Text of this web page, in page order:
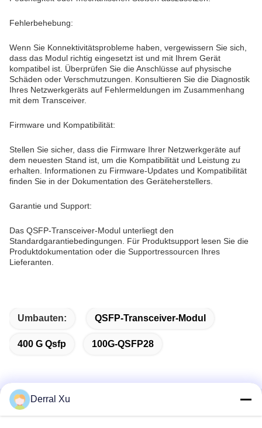
Fehlerbehebung:
Wenn Sie Konnektivitätsprobleme haben, vergewissern Sie sich,
dass das Modul richtig eingesetzt ist und mit Ihrem Gerät
kompatibel ist. Überprüfen Sie die Anschlüsse auf physische
Schäden oder Verschmutzungen. Konsultieren Sie die Diagnostik
Ihres Netzwerkgeräts auf Fehlermeldungen im Zusammenhang
mit dem Transceiver.
Firmware und Kompatibilität:
Stellen Sie sicher, dass die Firmware Ihrer Netzwerkgeräte auf
dem neuesten Stand ist, um die Kompatibilität und Leistung zu
erhalten. Informationen zu Firmware-Updates und Kompatibilität
finden Sie in der Dokumentation des Geräteherstellers.
Garantie und Support:
Das QSFP-Transceiver-Modul unterliegt den
Standardgarantiebedingungen. Für Produktsupport lesen Sie die
Produktdokumentation oder die Supportressourcen Ihres
Lieferanten.
Umbauten: QSFP-Transceiver-Modul
400 G Qsfp 100G-QSFP28
Schnelle Kontaktaufnahme
Derral Xu